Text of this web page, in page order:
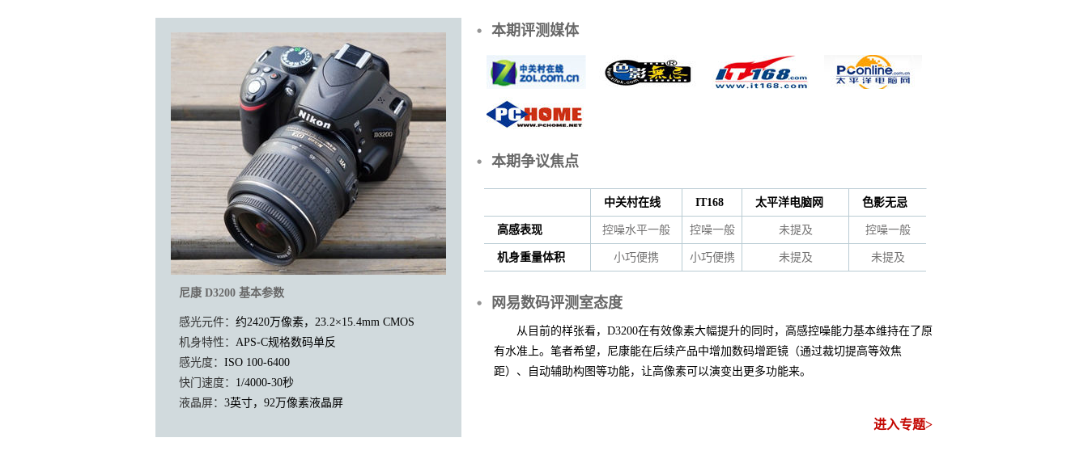
尼康 D3200 基本参数
感光元件： 约2420万像素，23.2×15.4mm CMOS
机身特性： APS-C规格数码单反
感光度： ISO 100-6400
快门速度： 1/4000-30秒
液晶屏： 3英寸，92万像素液晶屏
本期评测媒体
本期争议焦点
中关村在线 IT168 太平洋电脑网 色影无忌
高感表现 控噪水平一般 控噪一般 未提及 控噪一般
机身重量体积 小巧便携 小巧便携 未提及 未提及
网易数码评测室态度
从目前的样张看，D3200在有效像素大幅提升的同时，高感控噪能力基本维持在了原
有水准上。笔者希望，尼康能在后续产品中增加数码增距镜（通过裁切提高等效焦
距）、自动辅助构图等功能，让高像素可以演变出更多功能来。
进入专题>